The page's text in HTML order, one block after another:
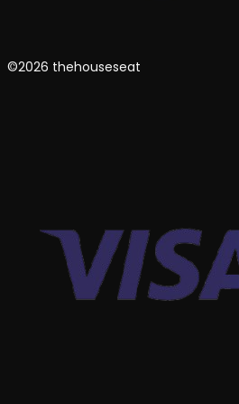
©2026 thehouseseat